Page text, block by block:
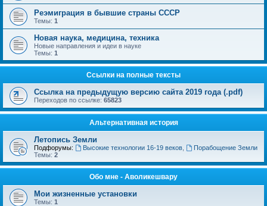
Реэмиграция в бывшие страны СССР
Темы: 1
Новая наука, медицина, техника
Новые направления и идеи в науке
Темы: 1
Ссылки на полные тексты
Ссылка на предыдущую версию сайта 2019 года (.pdf)
Переходов по ссылке: 65823
Альтернативная история
Летопись Земли
Подфорумы: Высокие технологии 16-19 веков,
Порабощение Земли
Темы: 2
Обо мне - Аволикешвару
Мои жизненные установки
Темы: 1